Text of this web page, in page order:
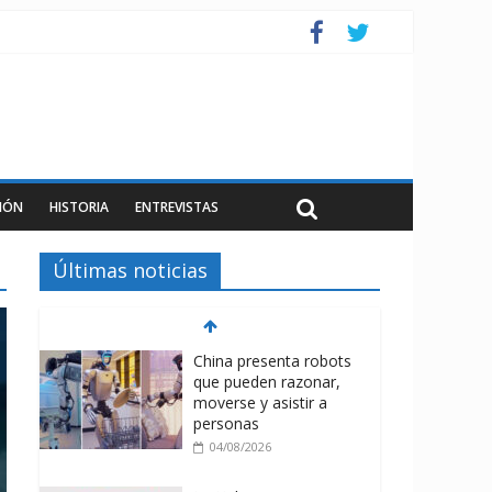
HISTORIA ENTREVISTAS
Últimas noticias
China presenta robots
que pueden razonar,
moverse y asistir a
personas
04/08/2026